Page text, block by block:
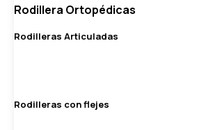
Rodillera Ortopédicas
Rodilleras Articuladas
Rodilleras con flejes